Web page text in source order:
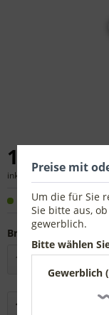
1,46 € *
inkl. MwSt.zzgl.
Sofort
Breite:
Preise mit
Um die für Sie
Sie bitte aus,
gewerblich.
Bitte wählen
Gewerblich